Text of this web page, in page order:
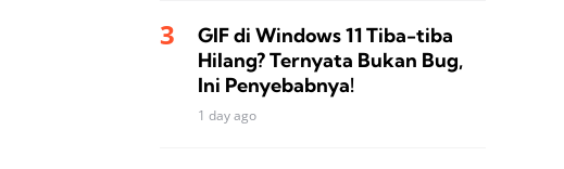
GIF di Windows 11 Tiba-tiba
Hilang? Ternyata Bukan Bug,
Ini Penyebabnya!
1 day ago